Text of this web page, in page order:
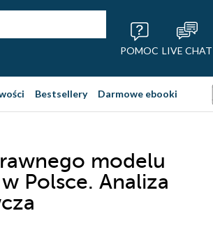
POMOC LIVE CHAT
Bestsellery Darmowe ebooki
modelu
Polsce. Analiza